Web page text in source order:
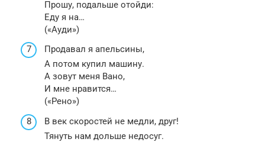
Прошу, подальше отойди:
Еду я на…
(«Ауди»)
Продавал я апельсины,
А потом купил машину.
А зовут меня Вано,
И мне нравится…
(«Рено»)
В век скоростей не медли, друг!
Тянуть нам дольше недосуг.